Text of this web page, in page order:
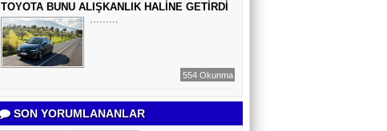
TOYOTA BUNU ALIŞKANLIK HALİNE GETİRDİ
.........
554 Okunma
SON YORUMLANANLAR